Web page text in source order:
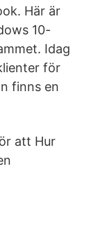
Här är
10-
Idag
för
finns en
att Hur